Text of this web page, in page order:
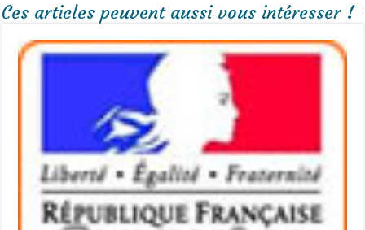
Ces articles peuvent aussi vous intéresser !